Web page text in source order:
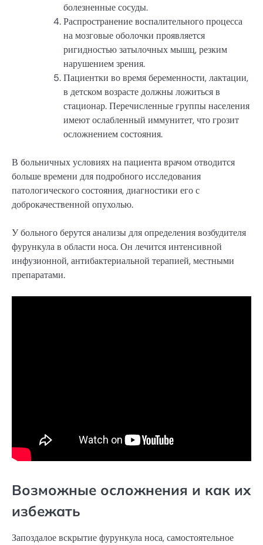
болезненные сосуды.
Распространение воспалительного процесса
на мозговые оболочки проявляется
ригидностью затылочных мышц, резким
нарушением зрения.
Пациентки во время беременности, лактации,
в детском возрасте должны ложиться в
стационар. Перечисленные группы населения
имеют ослабленный иммунитет, что грозит
осложнением состояния.
В больничных условиях на пациента врачом отводится
больше времени для подробного исследования
патологического состояния, диагностики его с
доброкачественной опухолью.
У больного берутся анализы для определения возбудителя
фурункула в области носа. Он лечится интенсивной
инфузионной, антибактериальной терапией, местными
препаратами.
Возможные осложнения и как их
избежать
Запоздалое вскрытие фурункула носа, самостоятельное